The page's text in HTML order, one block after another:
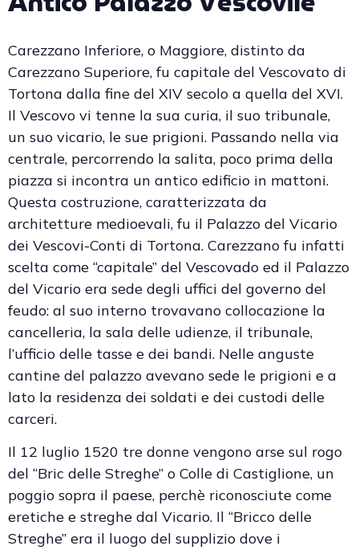
Carezzano Inferiore, o Maggiore, distinto da
Carezzano Superiore, fu capitale del Vescovato di
Tortona dalla fine del XIV secolo a quella del XVI.
Il Vescovo vi tenne la sua curia, il suo tribunale,
un suo vicario, le sue prigioni. Passando nella via
centrale, percorrendo la salita, poco prima della
piazza si incontra un antico edificio in mattoni.
Questa costruzione, caratterizzata da
architetture medioevali, fu il Palazzo del Vicario
dei Vescovi-Conti di Tortona. Carezzano fu infatti
scelta come “capitale” del Vescovado ed il Palazzo
del Vicario era sede degli uffici del governo del
feudo: al suo interno trovavano collocazione la
cancelleria, la sala delle udienze, il tribunale,
l’ufficio delle tasse e dei bandi. Nelle anguste
cantine del palazzo avevano sede le prigioni e a
lato la residenza dei soldati e dei custodi delle
carceri.
Il 12 luglio 1520 tre donne vengono arse sul rogo
del “Bric delle Streghe” o Colle di Castiglione, un
poggio sopra il paese, perchè riconosciute come
eretiche e streghe dal Vicario. Il “Bricco delle
Streghe” era il luogo del supplizio dove i